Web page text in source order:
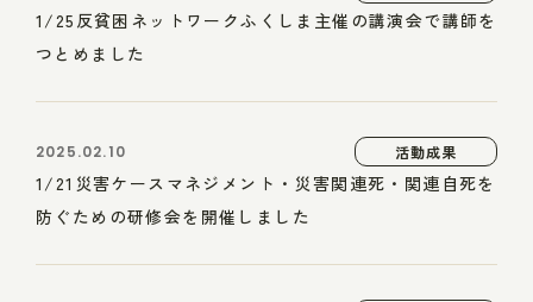
1/25反貧困ネットワークふくしま主催の講演会で講師を
つとめました
2025.02.10 活動成果
1/21災害ケースマネジメント・災害関連死・関連自死を
防ぐための研修会を開催しました